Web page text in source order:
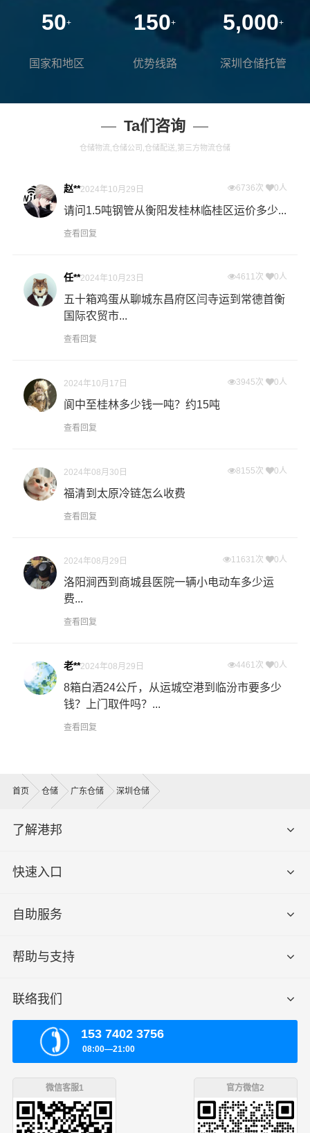
50+
国家和地区
150+
优势线路
5,000+
深圳仓储托管
Ta们咨询
仓储物流,仓储公司,仓储配送,第三方物流仓储
赵**2024年10月29日 6736次 0人
请问1.5吨钢管从衡阳发桂林临桂区运价多少...
查看回复
任**2024年10月23日 4611次 0人
五十箱鸡蛋从聊城东昌府区闫寺运到常德首衡
国际农贸市...
查看回复
2024年10月17日 3945次 0人
阆中至桂林多少钱一吨？约15吨
查看回复
2024年08月30日 8155次 0人
福清到太原冷链怎么收费
查看回复
2024年08月29日 11631次 0人
洛阳涧西到商城县医院一辆小电动车多少运
费...
查看回复
老**2024年08月29日 4461次 0人
8箱白酒24公斤，从运城空港到临汾市要多少
钱？上门取件吗？...
查看回复
首页 仓储 广东仓储 深圳仓储
了解港邦
快速入口
自助服务
帮助与支持
联络我们
153 7402 3756
08:00—21:00
微信客服1 官方微信2